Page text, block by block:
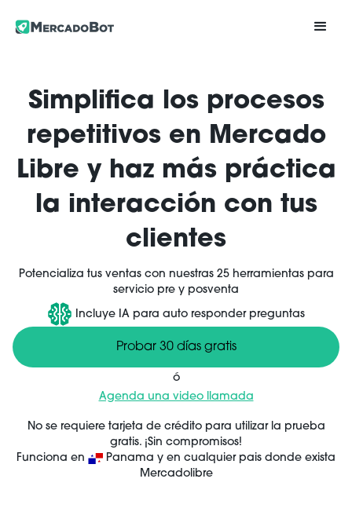
Simplifica los procesos
repetitivos en Mercado
Libre y haz más práctica
la interacción con tus
clientes
Potencializa tus ventas con nuestras 25 herramientas para
servicio pre y posventa
Incluye IA para auto responder preguntas
Probar 30 días gratis
ó
Agenda una video llamada
No se requiere tarjeta de crédito para utilizar la prueba
gratis. ¡Sin compromisos!
Funciona en
Panama y en cualquier pais donde exista
Mercadolibre